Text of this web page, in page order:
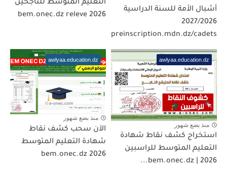
أشبال الأمة للسنة الدراسية
2027/2026
preinscription.mdn.dz/cadets
التعليم المتوسط للناجحين
2026 bem.onec.dz releve
awlyaa.education.dz
منذ بضع شهور
استخراج كشف نقاط شهادة
التعليم المتوسط للراسبين
2026 | bem.onec.dz...
awlyaa.education.dz
منذ بضع شهور
الآن سحب كشف نقاط
شهادة التعليم المتوسط
2026 bem.onec.dz